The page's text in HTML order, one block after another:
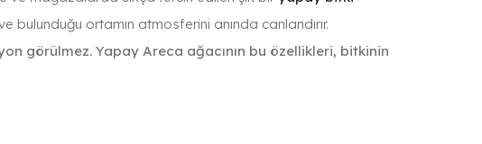
bulunduğu ortamın atmosferini anında canlandırır.
görülmez. Yapay Areca ağacının bu özellikleri, bitkinin